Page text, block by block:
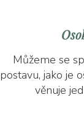
Můžeme se
postavu, jako je
věnuje